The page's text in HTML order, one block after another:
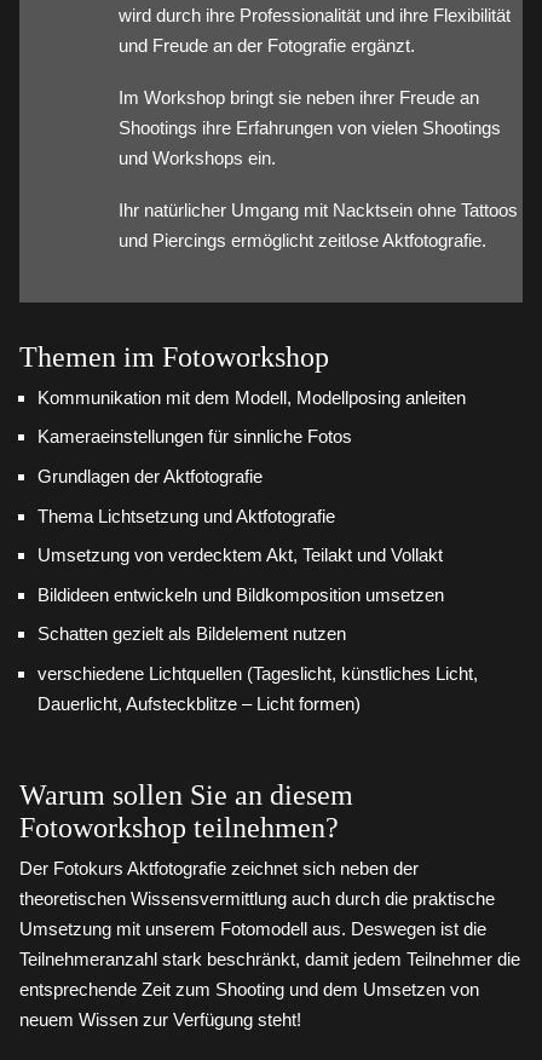
wird durch ihre Professionalität und ihre Flexibilität
und Freude an der Fotografie ergänzt.
Im Workshop bringt sie neben ihrer Freude an
Shootings ihre Erfahrungen von vielen Shootings
und Workshops ein.
Ihr natürlicher Umgang mit Nacktsein ohne Tattoos
und Piercings ermöglicht zeitlose Aktfotografie.
Themen im Fotoworkshop
Kommunikation mit dem Modell, Modellposing anleiten
Kameraeinstellungen für sinnliche Fotos
Grundlagen der Aktfotografie
Thema Lichtsetzung und Aktfotografie
Umsetzung von verdecktem Akt, Teilakt und Vollakt
Bildideen entwickeln und Bildkomposition umsetzen
Schatten gezielt als Bildelement nutzen
verschiedene Lichtquellen (Tageslicht, künstliches Licht,
Dauerlicht, Aufsteckblitze – Licht formen)
Warum sollen Sie an diesem
Fotoworkshop teilnehmen?
Der Fotokurs Aktfotografie zeichnet sich neben der
theoretischen Wissensvermittlung auch durch die praktische
Umsetzung mit unserem Fotomodell aus. Deswegen ist die
Teilnehmeranzahl stark beschränkt, damit jedem Teilnehmer die
entsprechende Zeit zum Shooting und dem Umsetzen von
neuem Wissen zur Verfügung steht!